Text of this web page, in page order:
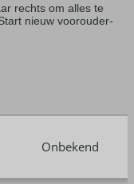
rechts om alles te
nieuw voorouder-
Onbekend